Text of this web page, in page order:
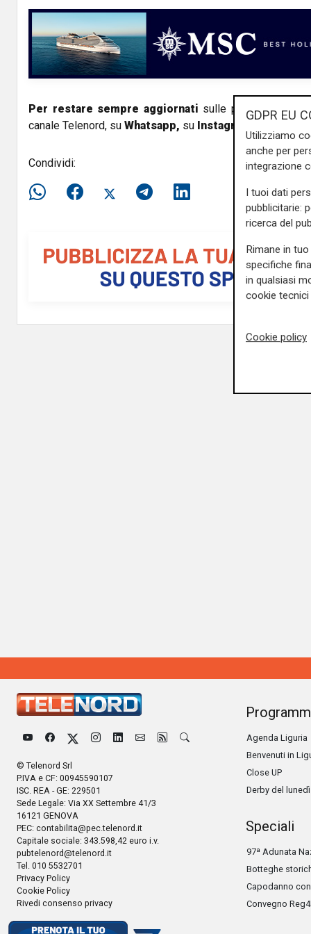
V
i
e
o
Per restare sempre aggiornati sulle principali
canale Telenord, su Whatsapp, su Instagram
Condividi:
© Telenord Srl
P.IVA e CF: 00945590107
ISC. REA - GE: 229501
Sede Legale: Via XX Settembre 41/3
16121 GENOVA
PEC: contabilita@pec.telenord.it
Capitale sociale: 343.598,42 euro i.v.
pubtelenord@telenord.it
Tel. 010 5532701
Privacy Policy
Cookie Policy
Rivedi consenso privacy
Agenda Liguria
Benvenuti in
Close UP
Derby del lunedì
Speciali
97ª Adunata
Botteghe
Capodanno
Convegno
GDPR EU
Utilizziamo
anche per
integrazione
I tuoi dati
pubblicitarie:
ricerca del
Rimane in
specifiche
in qualsiasi
cookie tecnici
Cookie policy